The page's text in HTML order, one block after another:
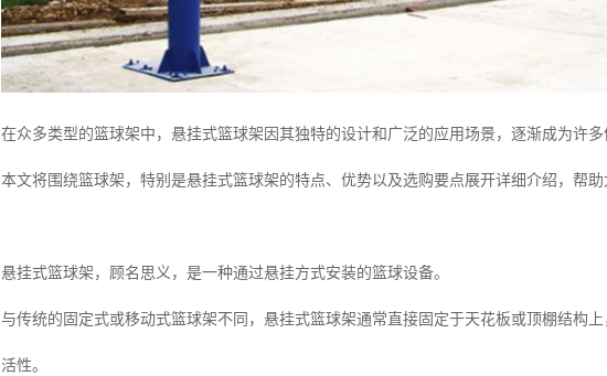
在众多类型的篮球架中，悬挂式篮球架因其独特的设计和广泛的应用场景，逐渐成为许多
本文将围绕篮球架，特别是悬挂式篮球架的特点、优势以及选购要点展开详细介绍，帮助
悬挂式篮球架，顾名思义，是一种通过悬挂方式安装的篮球设备。
与传统的固定式或移动式篮球架不同，悬挂式篮球架通常直接固定于天花板或顶棚结构
活性。